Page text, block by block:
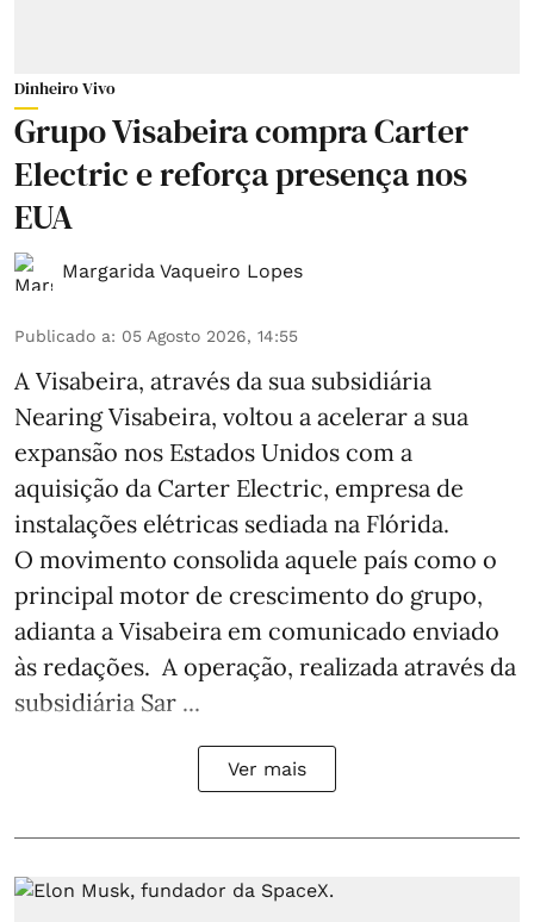
Dinheiro Vivo
Grupo Visabeira compra Carter
Electric e reforça presença nos
EUA
Margarida Vaqueiro Lopes
Publicado a: 05 Agosto 2026, 14:55
A Visabeira, através da sua subsidiária
Nearing Visabeira, voltou a acelerar a sua
expansão nos Estados Unidos com a
aquisição da Carter Electric, empresa de
instalações elétricas sediada na Flórida.
O movimento consolida aquele país como o
principal motor de crescimento do grupo,
adianta a Visabeira em comunicado enviado
às redações. A operação, realizada através da
subsidiária Sar ...
Ver mais